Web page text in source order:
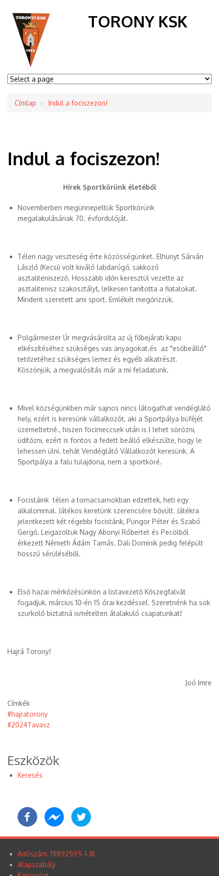
TORONY KSK
Morzsa
Címlap Indul a fociszezon!
Indul a fociszezon!
Hírek Sportkörünk életéből
Novemberben megünnepeltük Sportkörünk
megalakulásának 70. évfordulóját.
Télen nagy veszteség érte közösségünket. Elhunyt Sárvári
László (Kecsi) volt kiváló labdarúgó, sakkozó
asztaliteniszező. Hosszabb időn keresztül vezette az
asztalitenisz szakosztályt, lelkesen tanította a fiatalokat.
Mindent szeretett ami sport. Emlékét megőrizzük.
Polgármester Úr megvásárolta az új főbejárati kapu
elkészítéséhez szükséges vas anyagokat.és az "esőbeálló"
tetőzetéhez szükséges lemez és egyéb alkatrészt.
Köszönjük, a megvalósítás már a mi feladatunk.
Mivel községünkben már sajnos nincs látogathat vendéglátó
hely, ezért is keresünk vállalkozót, aki a Sportpálya büféjét
üzemeltetné., hiszen focimeccsek után is l lehet sörözni,
üdítőzni, ezért is fontos a fedett beálló elkészülte, hogy le
lehessen ülni. tehát Vendéglátó Vállalkozót keresünk. A
Sportpálya a falu tulajdona, nem a sportköré.
Focistáink télen a tornacsarnokban edzettek, heti egy
alkalommal. Játékos keretünk szerencsére bővült. Játékra
jelentkezett két régebbi focistánk, Pungor Péter és Szabó
Gergő. Leigazoltuk Nagy Abonyi Róbertet és Pecölből
érkezett Németh Ádám Tamás. Dali Dominik pedig felépült
hosszú sérüléséből.
Első hazai mérkőzésünkön a listavezető Kőszegfalvát
fogadjuk, március 10-én 15 órai kezdéssel. Szeretnénk ha sok
szurkoló biztatná ismételten átalakuló csapatunkat!
Hajrá Torony!
Joó Imre
Címkék
#hajratorony
#2024Tavasz
Eszközök
Keresés
Lábléc
Adószám: 19892595-1-18
Alapszabály